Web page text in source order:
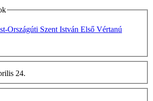
Országúti Szent István Első Vértanú
24.